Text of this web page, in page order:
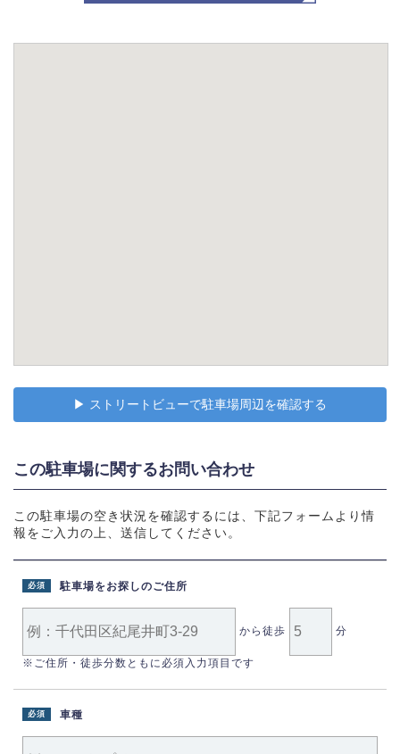
▶︎ ストリートビューで駐車場周辺を確認する
この駐車場に関するお問い合わせ
この駐車場の空き状況を確認するには、下記フォームより情
報をご入力の上、送信してください。
駐車場をお探しのご住所
必須
から徒歩 分
※ご住所・徒歩分数ともに必須入力項目です
車種
必須